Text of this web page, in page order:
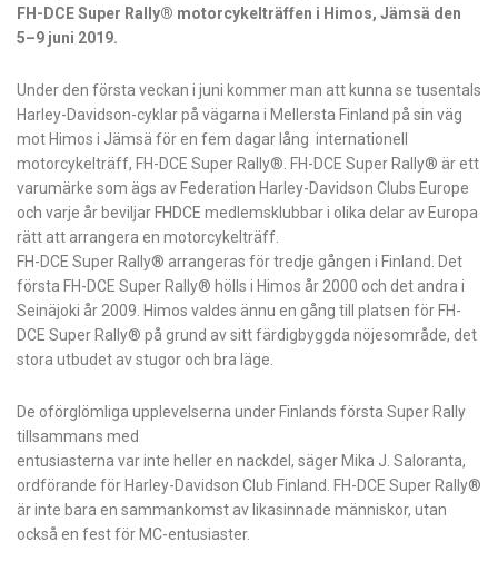
FH-DCE Super Rally® motorcykelträffen i Himos, Jämsä den
5–9 juni 2019.
Under den första veckan i juni kommer man att kunna se tusentals
Harley-Davidson-cyklar på vägarna i Mellersta Finland på sin väg
mot Himos i Jämsä för en fem dagar lång internationell
motorcykelträff, FH-DCE Super Rally®. FH-DCE Super Rally® är ett
varumärke som ägs av Federation Harley-Davidson Clubs Europe
och varje år beviljar FHDCE medlemsklubbar i olika delar av Europa
rätt att arrangera en motorcykelträff.
FH-DCE Super Rally® arrangeras för tredje gången i Finland. Det
första FH-DCE Super Rally® hölls i Himos år 2000 och det andra i
Seinäjoki år 2009. Himos valdes ännu en gång till platsen för FH-
DCE Super Rally® på grund av sitt färdigbyggda nöjesområde, det
stora utbudet av stugor och bra läge.
De oförglömliga upplevelserna under Finlands första Super Rally
tillsammans med
entusiasterna var inte heller en nackdel, säger Mika J. Saloranta,
ordförande för Harley-Davidson Club Finland. FH-DCE Super Rally®
är inte bara en sammankomst av likasinnade människor, utan
också en fest för MC-entusiaster.